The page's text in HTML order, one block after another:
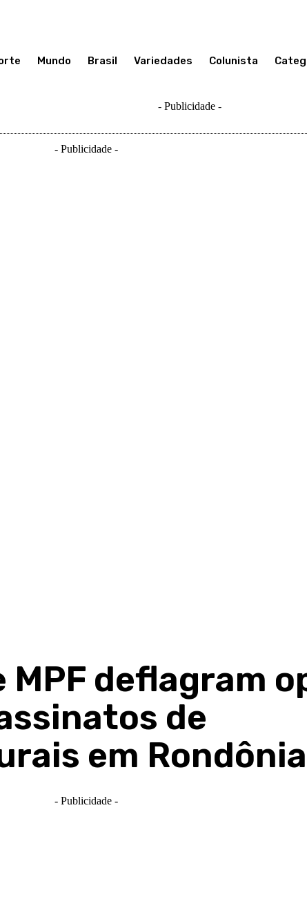
Mundo Brasil Variedades Colunista
- Publicidade -
- Publicidade -
MPF deflagram
de
em Rondônia
- Publicidade -